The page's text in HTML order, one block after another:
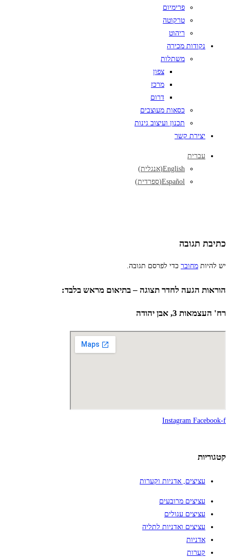
פרימיום
טרקוטה
ריהוט
נקודות מכירה
משתלות
צפון
מרכז
דרום
כסאות מעוצבים
תכנון ועיצוב גינות
יצירת קשר
עברית
English
(אנגלית)
Español
(ספרדית)
כתיבת תגובה
יש להיות מחובר כדי לפרסם תגובה.
הוראות הגעה לחדר תצוגה – בתיאום מראש בלבד:
רח' העצמאות 3, אבן יהודה
Instagram Facebook-f
קטגוריות
עציצים, אדניות וקערות
עציצים מרובעים
עציצים עגולים
עציצים ואדניות לתליה
אדניות
קערות